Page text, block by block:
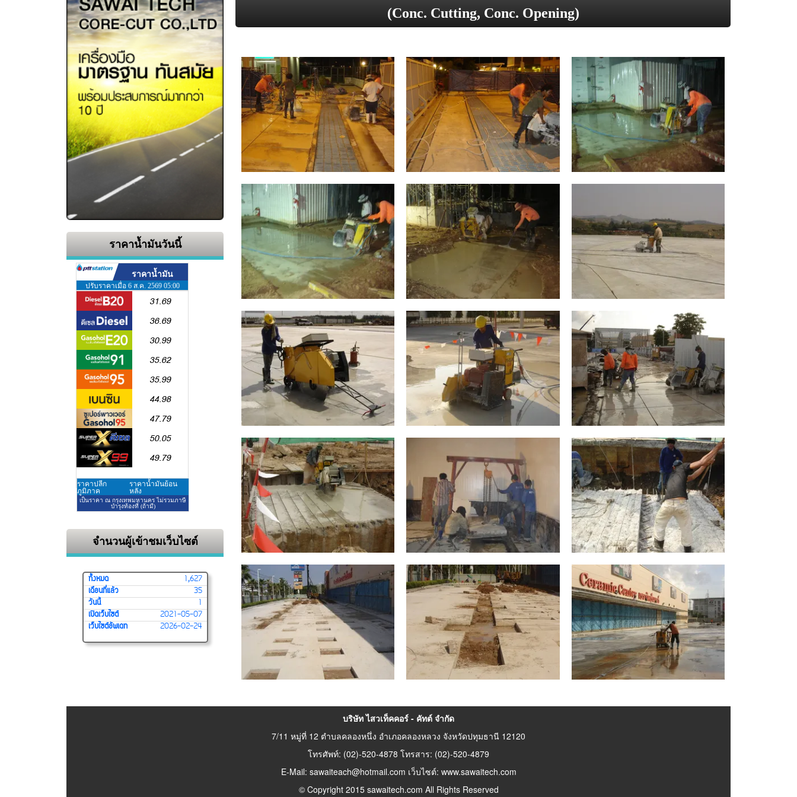
ราคาน้ำมันวันนี้
จำนวนผู้เข้าชมเว็บไซต์
ทั้งหมด
1,627
เดือนที่แล้ว
35
วันนี้
1
เปิดเว็บไซต์
2021-05-07
เว็บไซต์อัพเดท
2026-02-24
(Conc. Cutting, Conc. Opening)
บริษัท ไสวเท็คคอร์ - คัทต์ จำกัด
7/11 หมู่ที่ 12 ตำบลคลองหนึ่ง อำเภอคลองหลวง จังหวัดปทุมธานี 12120
โทรศัพท์: (02)-520-4878 โทรสาร: (02)-520-4879
E-Mail: sawaiteach@hotmail.com เว็บไซต์: www.sawaitech.com
© Copyright 2015 sawaitech.com All Rights Reserved